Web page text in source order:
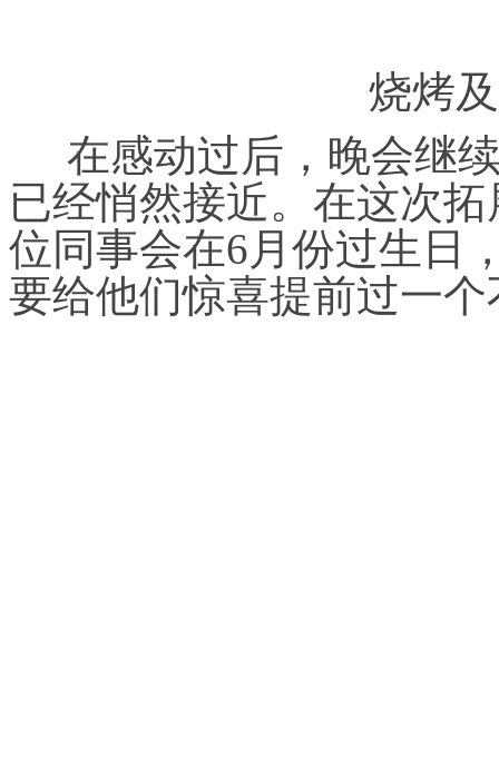
烧烤
在感动过后，晚会继
已经悄然接近。在这次
位同事会在6月份过生日
要给他们惊喜提前过一